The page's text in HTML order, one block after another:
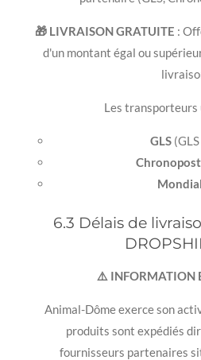
🎁 LIVRAISON GRATUITE :
d'un montant égal ou
Les transporteurs
GLS
Chronopost
6.3 Délais de
⚠️ INFORMATION
Animal-Dôme exerce son
produits sont expédiés
fournisseurs partenaires